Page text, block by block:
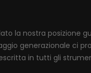
la nostra posizione
generazionale ci
in tutti gli